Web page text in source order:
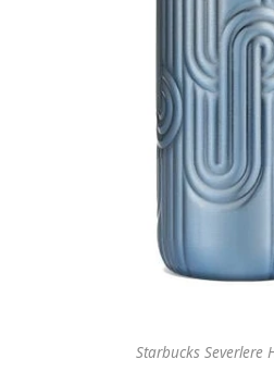
Starbucks Severlere